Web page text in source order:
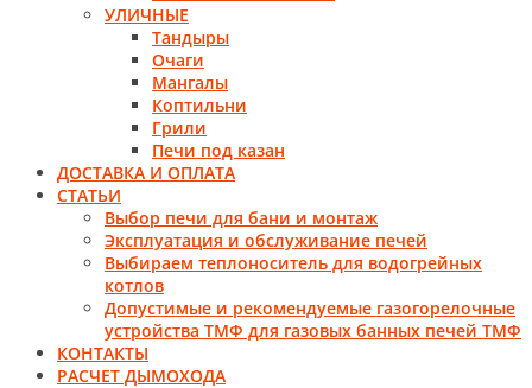
УЛИЧНЫЕ
Тандыры
Очаги
Мангалы
Коптильни
Грили
Печи под казан
ДОСТАВКА И ОПЛАТА
СТАТЬИ
Выбор печи для бани и монтаж
Эксплуатация и обслуживание печей
Выбираем теплоноситель для водогрейных
котлов
Допустимые и рекомендуемые газогорелочные
устройства ТМФ для газовых банных печей ТМФ
КОНТАКТЫ
РАСЧЕТ ДЫМОХОДА